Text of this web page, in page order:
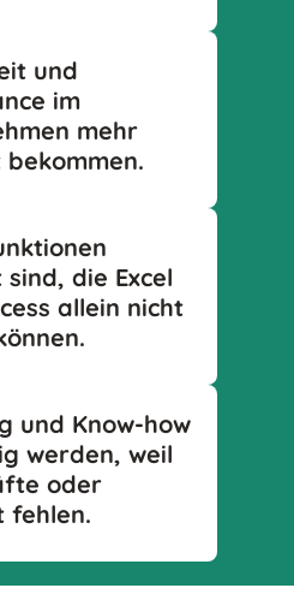
und
im
mehr
bekommen.
die Excel
allein nicht
und Know-how
werden, weil
oder
fehlen.